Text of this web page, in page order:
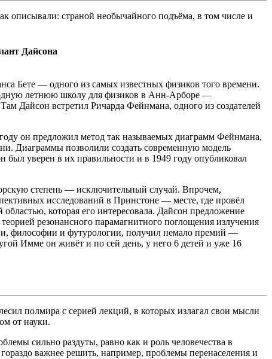
описывали: страной необычайного подъёма, в том числе и
Дайсона
Бете — одного из самых известных физиков того времени.
летнюю школу для физиков в Анн-Арборе —
Дайсон встретил Ричарда Фейнмана, одного из создателей
он предложил метод так называемых диаграмм Фейнмана,
Диаграммы позволили создать современную модель
уверен в их правильности и в 1949 году опубликовал
степень — исключительный случай. Впрочем,
исследований в Принстоне — месте, где провёл
которая его интересовала. Дайсон предложение
резонансного парамагнитного поглощения излучения
философии и футурологии, получил немало премий —
Имме он живёт и по сей день, у него 6 детей и уже 16
полмира с серией лекций, в которых излагал свои мысли
от науки.
сильно раздуты, равно как и роль человечества в
важнее решить, например, проблемы перенаселения и